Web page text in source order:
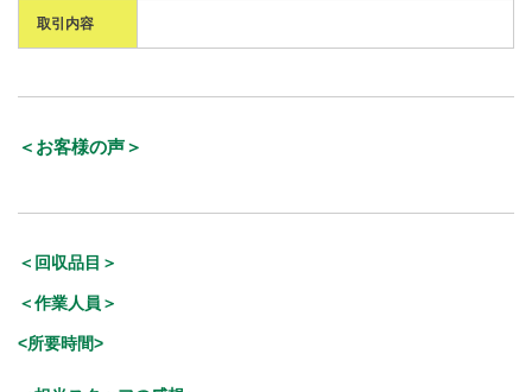
取引内容
＜お客様の声＞
＜回収品目＞
＜作業人員＞
<所要時間>